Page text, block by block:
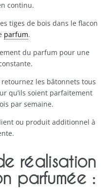
continu.
tiges de bois dans le flacon
parfum.
du parfum pour une
les bâtonnets tous
qu’ils soient parfaitement
par semaine.
ou produit additionnel à
réalisation
parfumée :